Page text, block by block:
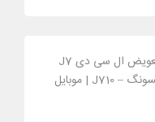
تعمیر یا تعویض ال سی دی J7
2016 سامسونگ – J710 | موبایل